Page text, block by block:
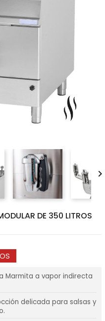
DE 350 LITROS
Marmita a vapor indirecta
delicada para salsas y